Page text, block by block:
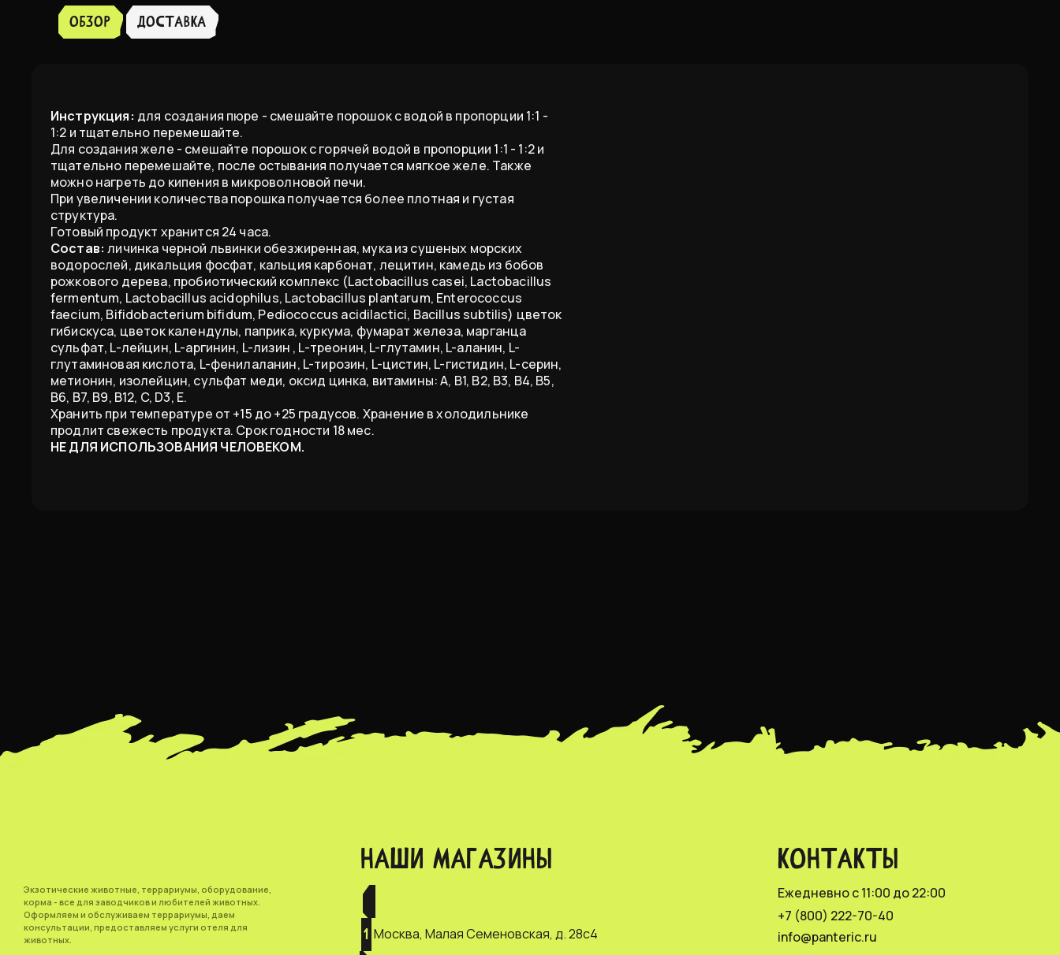
Обзор доставка
Инструкция: для создания пюре - смешайте порошок с водой в пропорции 1:1 -
1:2 и тщательно перемешайте.
Для создания желе - смешайте порошок с горячей водой в пропорции 1:1 - 1:2 и
тщательно перемешайте, после остывания получается мягкое желе. Также
можно нагреть до кипения в микроволновой печи.
При увеличении количества порошка получается более плотная и густая
структура.
Готовый продукт хранится 24 часа.
Состав: личинка черной львинки обезжиренная, мука из сушеных морских
водорослей, дикальция фосфат, кальция карбонат, лецитин, камедь из бобов
рожкового дерева, пробиотический комплекс (Lactobacillus casei, Lactobacillus
fermentum, Lactobacillus acidophilus, Lactobacillus plantarum, Enterococcus
faecium, Bifidobacterium bifidum, Pediococcus acidilactici, Bacillus subtilis) цветок
гибискуса, цветок календулы, паприка, куркума, фумарат железа, марганца
сульфат, L-лейцин, L-аргинин, L-лизин , L-треонин, L-глутамин, L-аланин, L-
глутаминовая кислота, L-фенилаланин, L-тирозин, L-цистин, L-гистидин, L-серин,
метионин, изолейцин, сульфат меди, оксид цинка, витамины: А, В1, В2, В3, В4, В5,
В6, В7, B9, B12, C, D3, Е.
Хранить при температуре от +15 до +25 градусов. Хранение в холодильнике
продлит свежесть продукта. Срок годности 18 мес.
НЕ ДЛЯ ИСПОЛЬЗОВАНИЯ ЧЕЛОВЕКОМ.
Экзотические животные, террариумы, оборудование,
корма - все для заводчиков и любителей животных.
Оформляем и обслуживаем террариумы, даем
консультации, предоставляем услуги отеля для
животных.
НАШИ МАГАЗИНЫ
1 Москва, Малая Семеновская, д. 28с4
КОНТАКТЫ
Ежедневно с 11:00 до 22:00
+7 (800) 222-70-40
info@panteric.ru